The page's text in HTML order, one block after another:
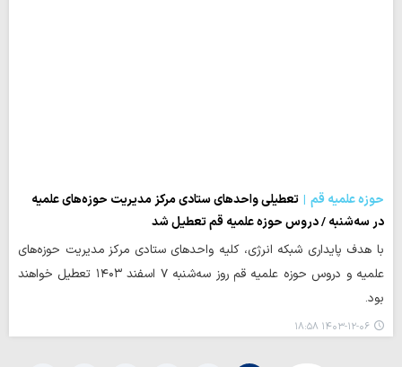
حوزه علمیه قم
تعطیلی واحدهای ستادی مرکز مدیریت حوزه‌های علمیه
در سه‌شنبه / دروس حوزه علمیه قم تعطیل شد
با هدف پایداری شبکه انرژی، کلیه واحدهای ستادی مرکز مدیریت حوزه‌های
علمیه و دروس حوزه علمیه قم روز سه‌شنبه ۷ اسفند ۱۴۰۳ تعطیل خواهند
بود.
۱۴۰۳-۱۲-۰۶ ۱۸:۵۸